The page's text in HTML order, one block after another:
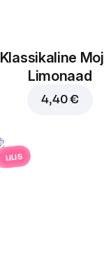
Klassikaline
Limonaad
4,40 €
uus